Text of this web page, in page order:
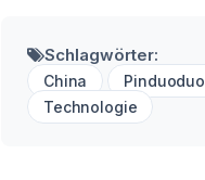
Schlagwörter:
China Pinduoduo
Technologie